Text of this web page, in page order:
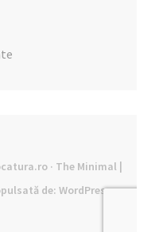
· The Minimal |
de: WordPress·